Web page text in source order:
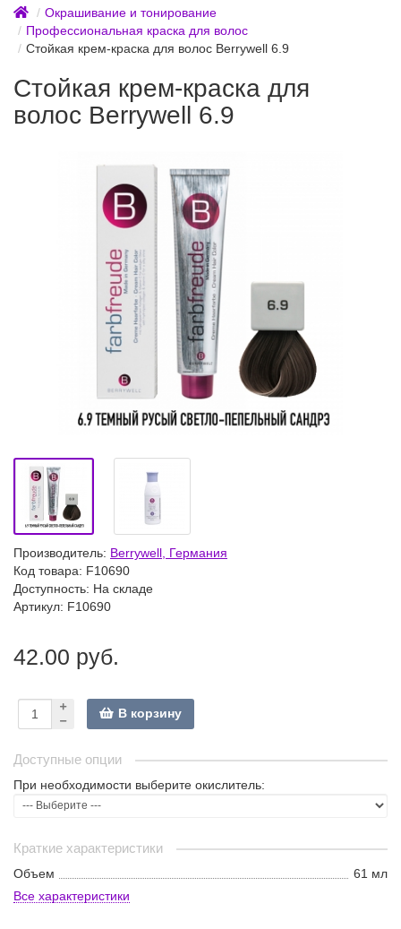
Окрашивание и тонирование
Профессиональная краска для волос
Стойкая крем-краска для волос Berrywell 6.9
Стойкая крем-краска для
волос Berrywell 6.9
Производитель: Berrywell, Германия
Код товара: F10690
Доступность: На складе
Артикул: F10690
42.00 руб.
В корзину
Доступные опции
При необходимости выберите окислитель:
Краткие характеристики
Объем
61 мл
Все характеристики